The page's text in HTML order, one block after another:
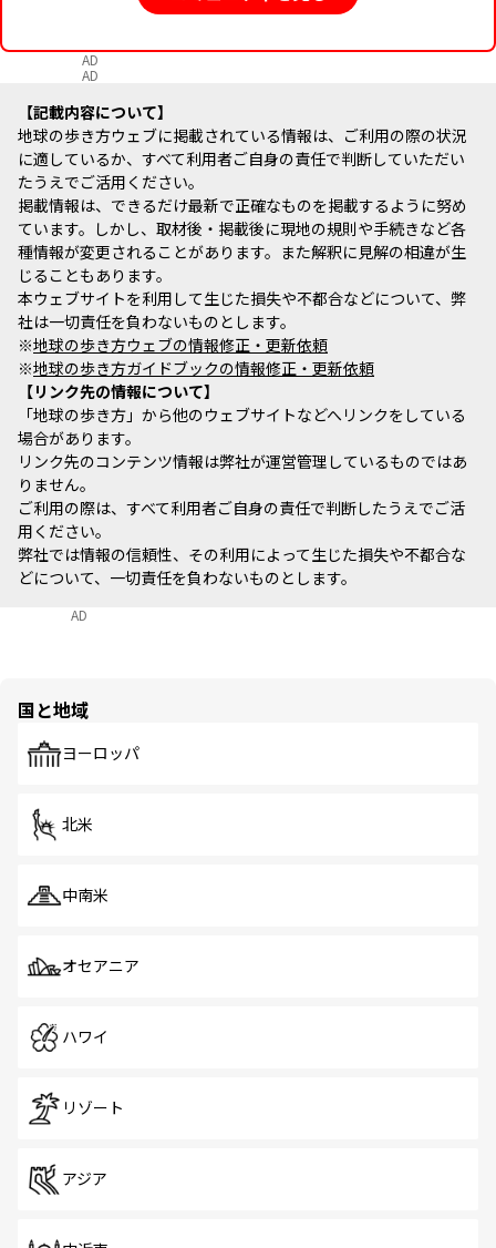
AD
AD
記載内容について
地球の歩き方ウェブに掲載されている情報は、ご利用の際の状況
に適しているか、すべて利用者ご自身の責任で判断していただい
たうえでご活用ください。
掲載情報は、できるだけ最新で正確なものを掲載するように努め
ています。しかし、取材後・掲載後に現地の規則や手続きなど各
種情報が変更されることがあります。また解釈に見解の相違が生
じることもあります。
本ウェブサイトを利用して生じた損失や不都合などについて、弊
社は一切責任を負わないものとします。
※地球の歩き方ウェブの情報修正・更新依頼
※地球の歩き方ガイドブックの情報修正・更新依頼
リンク先の情報について
「地球の歩き方」から他のウェブサイトなどへリンクをしている
場合があります。
リンク先のコンテンツ情報は弊社が運営管理しているものではあ
りません。
ご利用の際は、すべて利用者ご自身の責任で判断したうえでご活
用ください。
弊社では情報の信頼性、その利用によって生じた損失や不都合な
どについて、一切責任を負わないものとします。
AD
国と地域
ヨーロッパ
北米
中南米
オセアニア
ハワイ
リゾート
アジア